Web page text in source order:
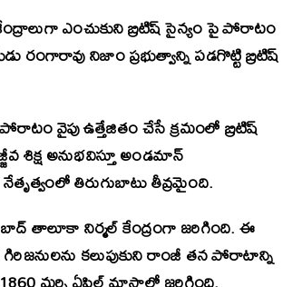
ఎంచుకుని బ్రిటిష్ సైన్యం పై పోరాటం
నిజాం ప్రభుత్వాన్ని పడగొట్టి బ్రిటిష్
వైపు ఉత్తేజితం చేసే క్రమంలో బ్రిటిష్
శిక్ష అనుభవిస్తూ అండమాన్
తిరుగుబాటు తీవ్రమైంది.
తాలూకా నిర్మల్ కేంద్రంగా జరిగింది. ఈ
కలుపుకుని రాంజీ తన పోరాటాన్ని